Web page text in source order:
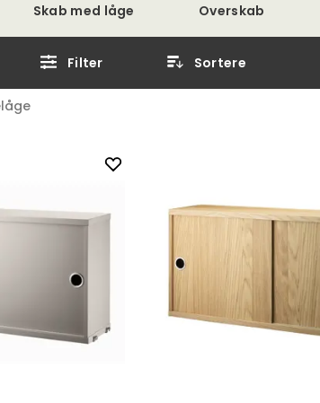
Skab med låge Overskab
Filter Sortere